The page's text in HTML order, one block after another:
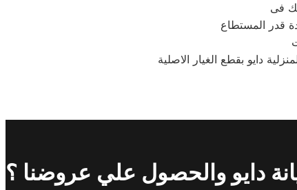
فى
دايو بقطع الغيار الاصلية
دايو والحصول علي عروضنا ؟